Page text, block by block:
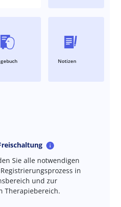
Notizen
Sie alle notwendigen
in
und zur
Therapiebereich.